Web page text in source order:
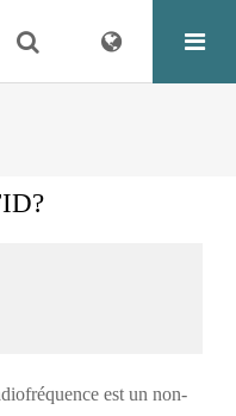
est un non-